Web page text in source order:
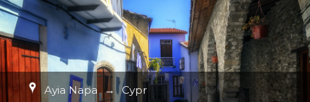
Ayia Napa → Cypr